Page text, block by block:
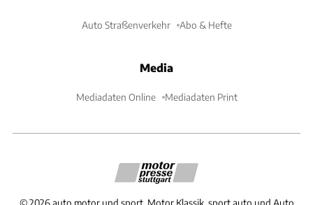
Auto Straßenverkehr Abo & Hefte
Media
Mediadaten Online Mediadaten Print